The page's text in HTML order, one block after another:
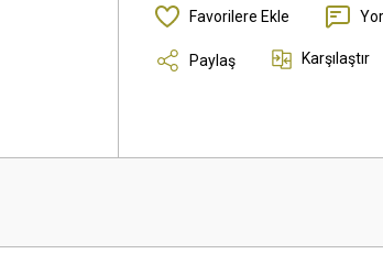
Paylaş Karşılaştır